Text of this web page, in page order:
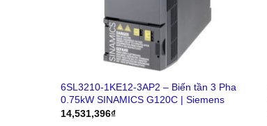
6SL3210-1KE12-3AP2 – Biến tần 3 Pha
0.75kW SINAMICS G120C | Siemens
14,531,396₫